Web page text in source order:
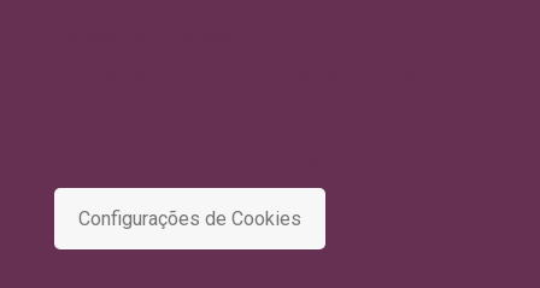
Configurações de Cookies